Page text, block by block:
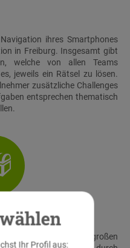
ihres Smartphones
in Freiburg. Insgesamt gibt
welche von allen Teams
jeweils ein Rätsel zu lösen.
zusätzliche Challenges
entsprechen thematisch
aufeinander. Beim großen
Ihr Profil aus: